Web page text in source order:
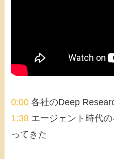
0:00 各社のDeep
1:38 エージェント時代
ってきた